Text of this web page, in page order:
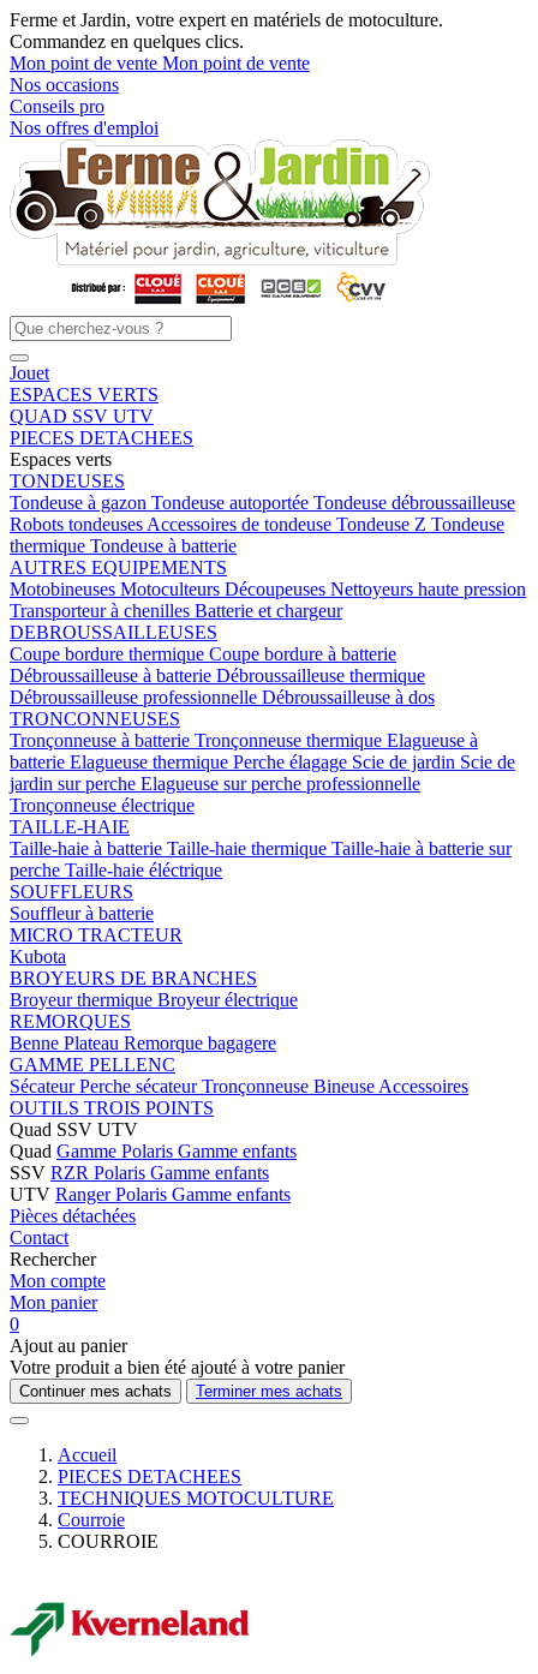
Ferme et Jardin, votre expert en matériels de motoculture.
Commandez en quelques clics.
Mon point de vente Mon point de vente
Nos occasions
Conseils pro
Nos offres d'emploi
Jouet
ESPACES VERTS
QUAD SSV UTV
PIECES DETACHEES
Espaces verts
TONDEUSES
Tondeuse à gazon Tondeuse autoportée Tondeuse débroussailleuse
Robots tondeuses Accessoires de tondeuse Tondeuse Z Tondeuse
thermique Tondeuse à batterie
AUTRES EQUIPEMENTS
Motobineuses Motoculteurs Découpeuses Nettoyeurs haute pression
Transporteur à chenilles Batterie et chargeur
DEBROUSSAILLEUSES
Coupe bordure thermique Coupe bordure à batterie
Débroussailleuse à batterie Débroussailleuse thermique
Débroussailleuse professionnelle Débroussailleuse à dos
TRONCONNEUSES
Tronçonneuse à batterie Tronçonneuse thermique Elagueuse à
batterie Elagueuse thermique Perche élagage Scie de jardin Scie de
jardin sur perche Elagueuse sur perche professionnelle
Tronçonneuse électrique
TAILLE-HAIE
Taille-haie à batterie Taille-haie thermique Taille-haie à batterie sur
perche Taille-haie éléctrique
SOUFFLEURS
Souffleur à batterie
MICRO TRACTEUR
Kubota
BROYEURS DE BRANCHES
Broyeur thermique Broyeur électrique
REMORQUES
Benne Plateau Remorque bagagere
GAMME PELLENC
SécateurPerche sécateurTronçonneuse Bineuse Accessoires
OUTILS TROIS POINTS
Quad SSV UTV
Quad Gamme Polaris Gamme enfants
SSV RZR Polaris Gamme enfants
UTV Ranger Polaris Gamme enfants
Pièces détachées
Contact
Rechercher
Mon compte
Mon panier
0
Ajout au panier
Votre produit a bien été ajouté à votre panier
Continuer mes achats Terminer mes achats
Accueil
PIECES DETACHEES
TECHNIQUES MOTOCULTURE
Courroie
COURROIE